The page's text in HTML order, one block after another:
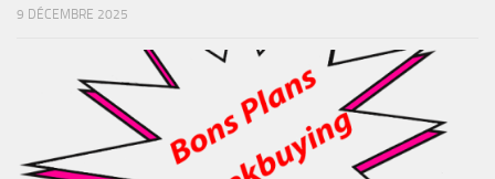
9 DÉCEMBRE 2025